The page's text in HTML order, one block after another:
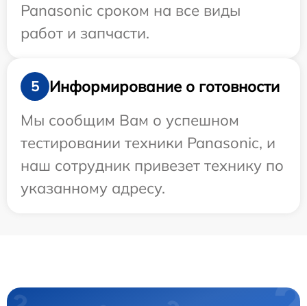
Panasonic сроком на все виды
работ и запчасти.
5
Информирование о готовности
Мы сообщим Вам о успешном
тестировании техники Panasonic, и
наш сотрудник привезет технику по
указанному адресу.